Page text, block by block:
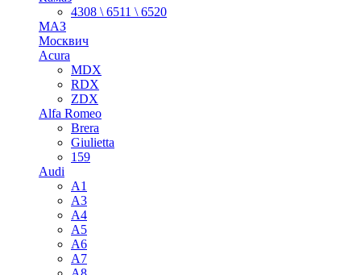
4308 \ 6511 \ 6520
МАЗ
Москвич
Acura
MDX
RDX
ZDX
Alfa Romeo
Brera
Giulietta
159
Audi
A1
A3
A4
A5
A6
A7